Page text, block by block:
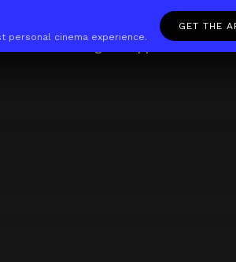
Locations The App
personal cinema experience.
GET THE